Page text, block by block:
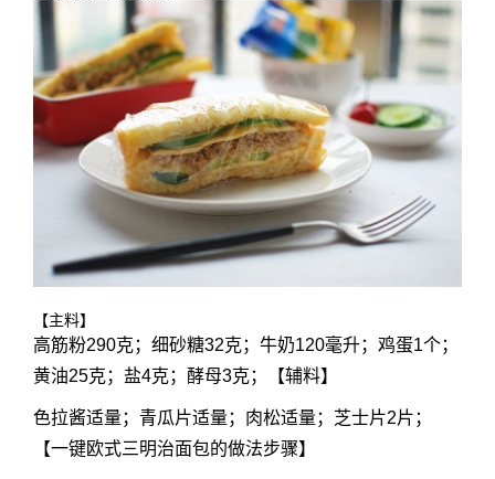
【主料】
高筋粉290克；细砂糖32克；牛奶120毫升；鸡蛋1个；
黄油25克；盐4克；酵母3克；【辅料】
色拉酱适量；青瓜片适量；肉松适量；芝士片2片；
【一键欧式三明治面包的做法步骤】